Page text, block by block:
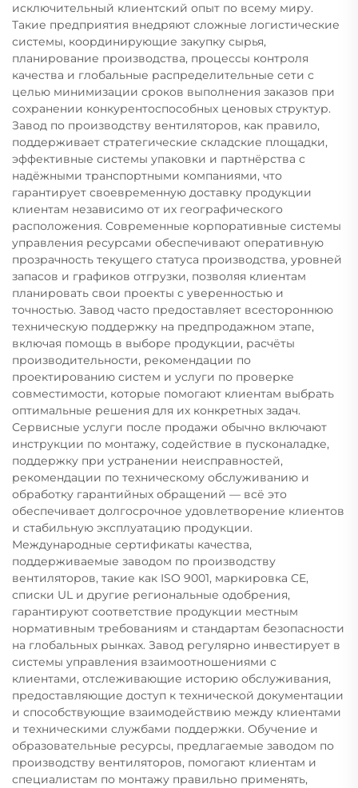
исключительный клиентский опыт по всему миру.
Такие предприятия внедряют сложные логистические
системы, координирующие закупку сырья,
планирование производства, процессы контроля
качества и глобальные распределительные сети с
целью минимизации сроков выполнения заказов при
сохранении конкурентоспособных ценовых структур.
Завод по производству вентиляторов, как правило,
поддерживает стратегические складские площадки,
эффективные системы упаковки и партнёрства с
надёжными транспортными компаниями, что
гарантирует своевременную доставку продукции
клиентам независимо от их географического
расположения. Современные корпоративные системы
управления ресурсами обеспечивают оперативную
прозрачность текущего статуса производства, уровней
запасов и графиков отгрузки, позволяя клиентам
планировать свои проекты с уверенностью и
точностью. Завод часто предоставляет всестороннюю
техническую поддержку на предпродажном этапе,
включая помощь в выборе продукции, расчёты
производительности, рекомендации по
проектированию систем и услуги по проверке
совместимости, которые помогают клиентам выбрать
оптимальные решения для их конкретных задач.
Сервисные услуги после продажи обычно включают
инструкции по монтажу, содействие в пусконаладке,
поддержку при устранении неисправностей,
рекомендации по техническому обслуживанию и
обработку гарантийных обращений — всё это
обеспечивает долгосрочное удовлетворение клиентов
и стабильную эксплуатацию продукции.
Международные сертификаты качества,
поддерживаемые заводом по производству
вентиляторов, такие как ISO 9001, маркировка CE,
списки UL и другие региональные одобрения,
гарантируют соответствие продукции местным
нормативным требованиям и стандартам безопасности
на глобальных рынках. Завод регулярно инвестирует в
системы управления взаимоотношениями с
клиентами, отслеживающие историю обслуживания,
предоставляющие доступ к технической документации
и способствующие взаимодействию между клиентами
и техническими службами поддержки. Обучение и
образовательные ресурсы, предлагаемые заводом по
производству вентиляторов, помогают клиентам и
специалистам по монтажу правильно применять,